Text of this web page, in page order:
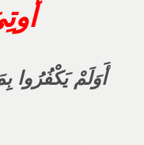
أَوَلَمْ يَكْفُرُوا